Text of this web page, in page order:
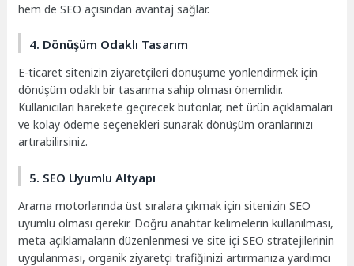
hem de SEO açısından avantaj sağlar.
4. Dönüşüm Odaklı Tasarım
E-ticaret sitenizin ziyaretçileri dönüşüme yönlendirmek için
dönüşüm odaklı bir tasarıma sahip olması önemlidir.
Kullanıcıları harekete geçirecek butonlar, net ürün açıklamaları
ve kolay ödeme seçenekleri sunarak dönüşüm oranlarınızı
artırabilirsiniz.
5. SEO Uyumlu Altyapı
Arama motorlarında üst sıralara çıkmak için sitenizin SEO
uyumlu olması gerekir. Doğru anahtar kelimelerin kullanılması,
meta açıklamaların düzenlenmesi ve site içi SEO stratejilerinin
uygulanması, organik ziyaretçi trafiğinizi artırmanıza yardımcı